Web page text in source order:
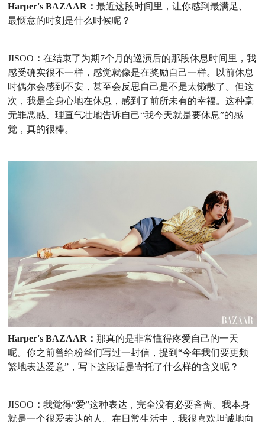
Harper's BAZAAR：最近这段时间里，让你感到最满足、
最惬意的时刻是什么时候呢？
JISOO ：在结束了为期7个月的巡演后的那段休息时间里，我
感受确实很不一样，感觉就像是在奖励自己一样。以前休息
时偶尔会感到不安，甚至会反思自己是不是太懒散了 。但这
次，我是全身心地在休息，感到了前所未有的幸福。这种毫
无罪恶感、理直气壮地告诉自己“我今天就是要休息”的感
觉，真的很棒。
Harper's BAZAAR：那真的是非常懂得疼爱自己的一天
呢。你之前曾给粉丝们写过一封信，提到“今年我们要更频
繁地表达爱意”，写下这段话是寄托了什么样的含义呢？
JISOO ：我觉得“爱”这种表达，完全没有必要吝啬。我本身
就是一个很爱表达的人。在日常生活中，我很喜欢坦诚地向